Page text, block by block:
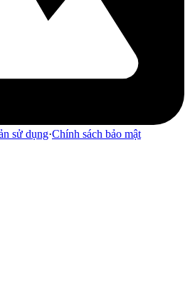
sử dụng·Chính sách bảo mật